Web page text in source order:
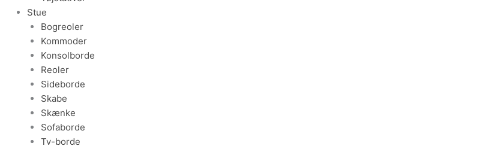
Stue
Bogreoler
Kommoder
Konsolborde
Reoler
Sideborde
Skabe
Skænke
Sofaborde
Tv-borde